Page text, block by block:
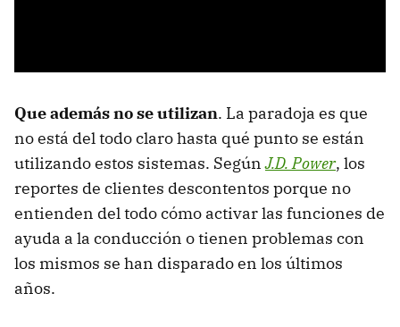
Que además no se utilizan. La paradoja es que
no está del todo claro hasta qué punto se están
utilizando estos sistemas. SegúnJ.D. Power, los
reportes de clientes descontentos porque no
entienden del todo cómo activar las funciones de
ayuda a la conducción o tienen problemas con
los mismos se han disparado en los últimos
años.